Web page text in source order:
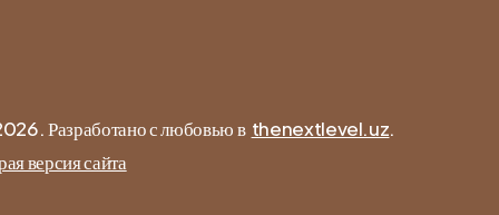
. Разработано с любовью в thenextlevel.uz.
версия сайта